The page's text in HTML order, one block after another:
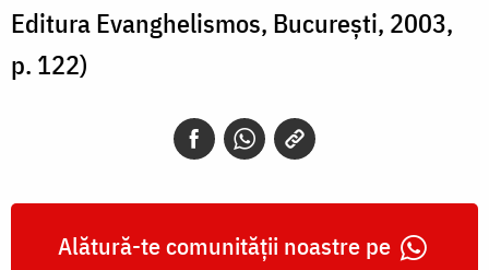
Editura Evanghelismos, București, 2003,
p. 122)
Alătură-te comunității noastre pe